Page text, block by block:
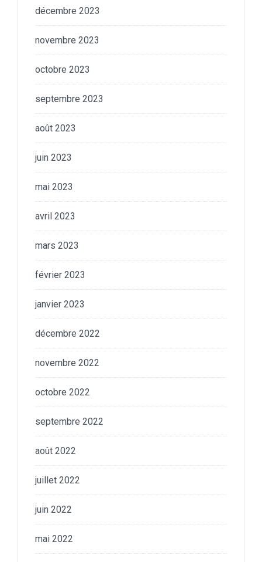
décembre 2023
novembre 2023
octobre 2023
septembre 2023
août 2023
juin 2023
mai 2023
avril 2023
mars 2023
février 2023
janvier 2023
décembre 2022
novembre 2022
octobre 2022
septembre 2022
août 2022
juillet 2022
juin 2022
mai 2022